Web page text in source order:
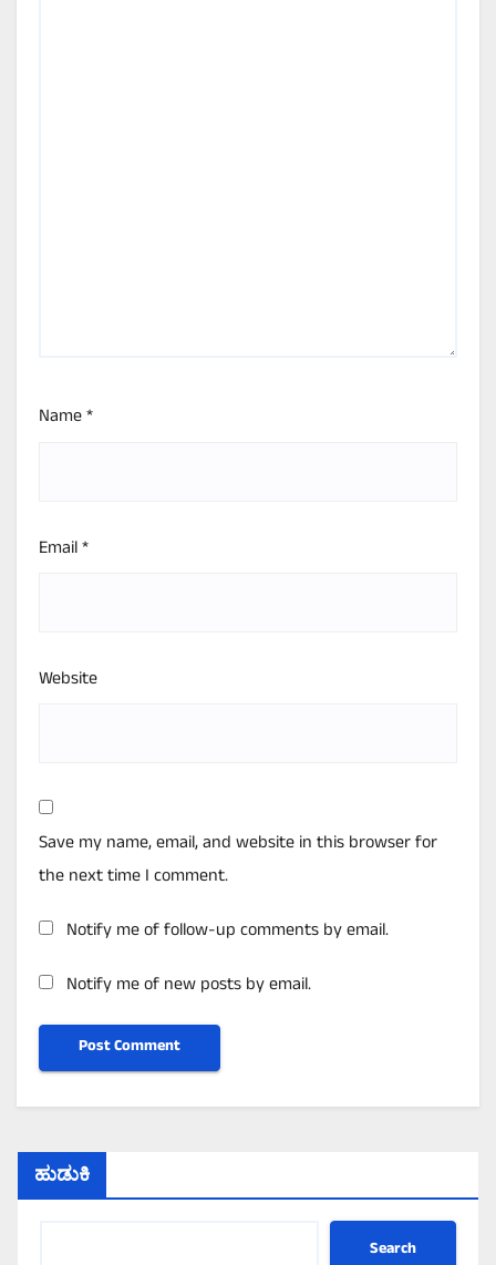
Name*
Email*
Website
Save my name, email, and website in this browser for
the next time I comment.
Notify me of follow-up comments by email.
Notify me of new posts by email.
ಹುಡುಕಿ
Search